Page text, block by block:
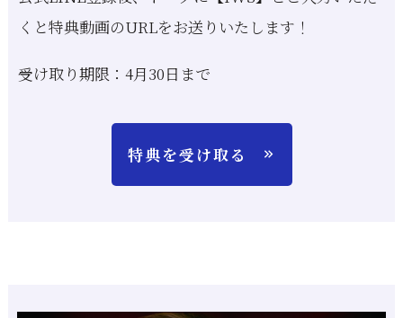
くと特典動画のURLをお送りいたします！
受け取り期限：4月30日まで
特典を受け取る